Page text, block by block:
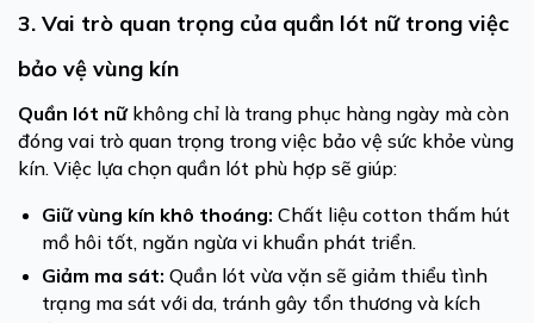
3. Vai trò quan trọng của quần lót nữ trong việc
bảo vệ vùng kín
Quần lót nữkhông chỉ là trang phục hàng ngày mà còn
đóng vai trò quan trọng trong việc bảo vệ sức khỏe vùng
kín. Việc lựa chọn quần lót phù hợp sẽ giúp:
Giữ vùng kín khô thoáng: Chất liệu cotton thấm hút
mồ hôi tốt, ngăn ngừa vi khuẩn phát triển.
Giảm ma sát: Quần lót vừa vặn sẽ giảm thiểu tình
trạng ma sát với da, tránh gây tổn thương và kích